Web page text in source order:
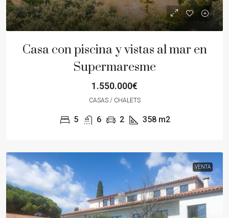
Casa con piscina y vistas al mar en
Supermaresme
1.550.000€
CASAS / CHALETS
5 6 2 358 m2
VENTA